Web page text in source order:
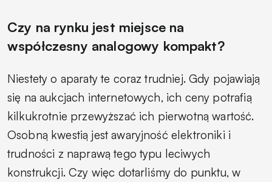
Czy na rynku jest miejsce na
współczesny analogowy kompakt?
Niestety o aparaty te coraz trudniej. Gdy pojawiają
się na aukcjach internetowych, ich ceny potrafią
kilkukrotnie przewyższać ich pierwotną wartość.
Osobną kwestią jest awaryjność elektroniki i
trudności z naprawą tego typu leciwych
konstrukcji. Czy więc dotarliśmy do punktu, w